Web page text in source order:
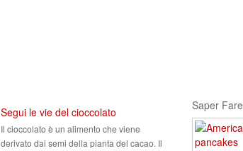
Segui le vie del cioccolato
Il cioccolato è un alimento che viene
derivato dai semi della pianta del cacao. Il
Saper Fare